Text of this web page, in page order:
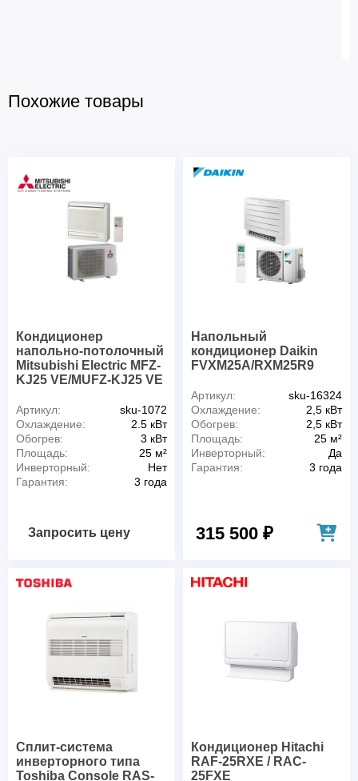
Похожие товары
Кондиционер
напольно-потолочный
Mitsubishi Electric MFZ-
KJ25 VE/MUFZ-KJ25 VE
Артикул:
sku-1072
Охлаждение:
2.5 кВт
Обогрев:
3 кВт
Площадь:
25 м²
Инверторный:
Нет
Гарантия:
3 года
Запросить цену
Напольный
кондиционер Daikin
FVXM25A/RXM25R9
Артикул:
sku-16324
Охлаждение:
2,5 кВт
Обогрев:
2,5 кВт
Площадь:
25 м²
Инверторный:
Да
Гарантия:
3 года
315 500 ₽
Сплит-система
инверторного типа
Toshiba Console RAS-
Кондиционер Hitachi
RAF-25RXE / RAC-
25FXE